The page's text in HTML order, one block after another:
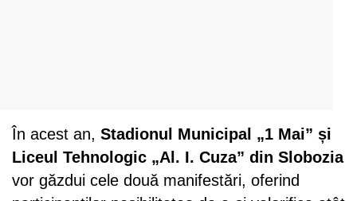
În acest an, Stadionul Municipal „1 Mai” și
Liceul Tehnologic „Al. I. Cuza” din Slobozia
vor găzdui cele două manifestări, oferind